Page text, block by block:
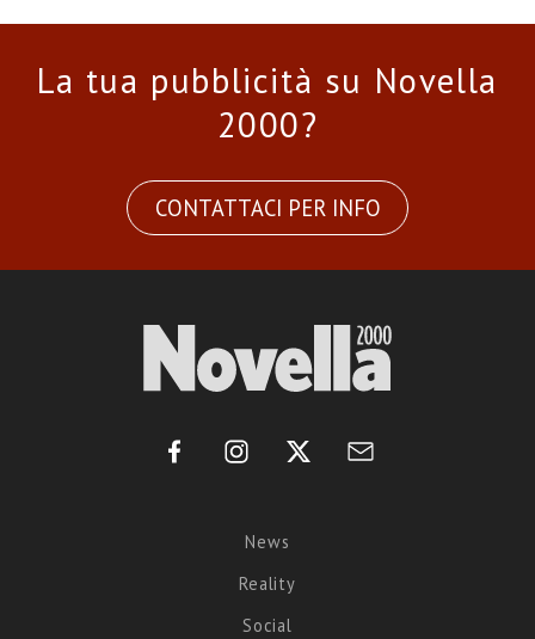
La tua pubblicità su Novella
2000?
CONTATTACI PER INFO
News
Reality
Social